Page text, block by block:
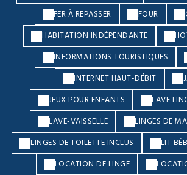
FER À REPASSER
FOUR
HABITATION INDÉPENDANTE
INFORMATIONS TOURISTIQUES
INTERNET HAUT-DÉBIT
JEUX POUR ENFANTS
LAVE
LAVE-VAISSELLE
LINGES DE
LINGES DE TOILETTE INCLUS
LIT
LOCATION DE LINGE